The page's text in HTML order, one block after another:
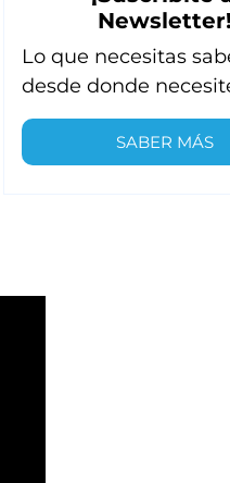
Newsletter!
Lo que necesitas
desde donde
SABER MÁS